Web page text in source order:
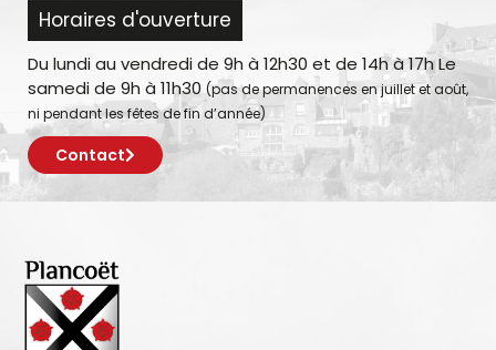
Horaires d'ouverture
Du lundi au vendredi de 9h à 12h30 et de 14h à 17h Le
samedi de 9h à 11h30 (pas de permanences en juillet et août,
ni pendant les fêtes de fin d’année)
Contact